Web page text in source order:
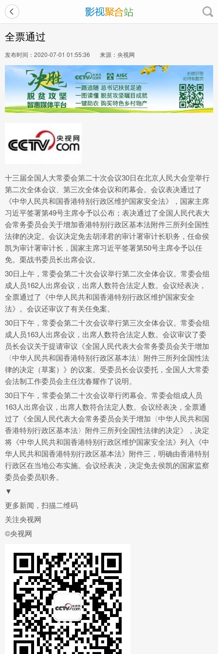
全票通过
发布时间：2020-07-01 01:55:36 来源：央视网
十三届全国人大常委会第二十次会议30日在北京人民大会堂举行
第二次全体会议、第三次全体会议和闭幕会。 会议表决通过了
《中华人民共和国香港特别行政区维护国家安全法》，国家主席
习近平签署第49号主席令予以公布； 表决通过了全国人民代表大
会常务委员会关于增加香港特别行政区基本法附件三所列全国性
法律的决定。 会议决定免去胡泽君的审计署审计长职务，任命侯
凯为审计署审计长，国家主席习近平签署第50号主席令予以任
免。 栗战书委员长出席会议。
30日上午，常委会第二十次会议举行第二次全体会议。常委会组
成人员162人出席会议，出席人数符合法定人数。会议经表决，
全票通过了《中华人民共和国香港特别行政区维护国家安全
法》。会议还审议了有关任免案。
30日下午，常委会第二十次会议举行第三次全体会议。常委会组
成人员163人出席会议，出席人数符合法定人数。会议审议了委
员长会议关于提请审议《全国人民代表大会常务委员会关于增加
〈中华人民共和国香港特别行政区基本法〉附件三所列全国性法
律的决定（草案）》的议案。受委员长会议委托，全国人大常委
会法制工作委员会主任沈春耀作了说明。
30日下午，常委会第二十次会议举行闭幕会。常委会组成人员
163人出席会议，出席人数符合法定人数。会议经表决，全票通
过了《全国人民代表大会常务委员会关于增加〈中华人民共和国
香港特别行政区基本法〉附件三所列全国性法律的决定》，决定
将《中华人民共和国香港特别行政区维护国家安全法》列入《中
华人民共和国香港特别行政区基本法》附件三，明确由香港特别
行政区在当地公布实施。会议经表决，决定免去侯凯的国家监察
委员会委员职务。
▼
更多新闻，扫描二维码
关注央视网
©央视网